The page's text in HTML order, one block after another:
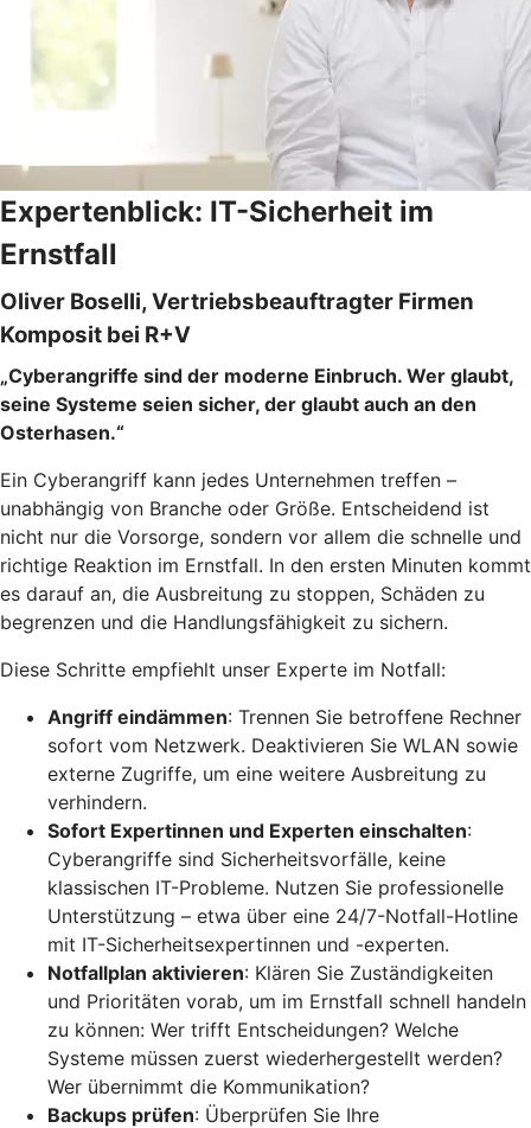
Expertenblick: IT-Sicherheit im
Ernstfall
Oliver Boselli, Vertriebsbeauftragter Firmen
Komposit bei R+V
„Cyberangriffe sind der moderne Einbruch. Wer glaubt,
seine Systeme seien sicher, der glaubt auch an den
Osterhasen.“
Ein Cyberangriff kann jedes Unternehmen treffen –
unabhängig von Branche oder Größe. Entscheidend ist
nicht nur die Vorsorge, sondern vor allem die schnelle und
richtige Reaktion im Ernstfall. In den ersten Minuten kommt
es darauf an, die Ausbreitung zu stoppen, Schäden zu
begrenzen und die Handlungsfähigkeit zu sichern.
Diese Schritte empfiehlt unser Experte im Notfall:
Angriff eindämmen: Trennen Sie betroffene Rechner
sofort vom Netzwerk. Deaktivieren Sie WLAN sowie
externe Zugriffe, um eine weitere Ausbreitung zu
verhindern.
Sofort Expertinnen und Experten einschalten:
Cyberangriffe sind Sicherheitsvorfälle, keine
klassischen IT-Probleme. Nutzen Sie professionelle
Unterstützung – etwa über eine 24/7-Notfall-Hotline
mit IT-Sicherheitsexpertinnen und -experten.
Notfallplan aktivieren: Klären Sie Zuständigkeiten
und Prioritäten vorab, um im Ernstfall schnell handeln
zu können: Wer trifft Entscheidungen? Welche
Systeme müssen zuerst wiederhergestellt werden?
Wer übernimmt die Kommunikation?
Backups prüfen: Überprüfen Sie Ihre